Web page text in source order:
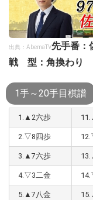
出典：AbemaTV先手番：
戦 型：角換わり
1手～20手目棋譜
1.▲2六歩
2.▽8四歩
3.▲7六歩
4.▽3二金
5.▲7八金